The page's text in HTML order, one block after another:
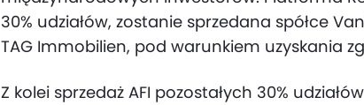
30% udziałów, zostanie sprzedana spółce
TAG Immobilien, pod warunkiem uzyskania
Z kolei sprzedaż AFI pozostałych 30%